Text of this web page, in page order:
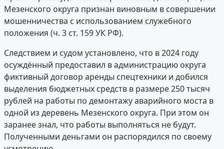
Мезенского округа признан виновным в совершении
мошенничества с использованием служебного
положения (ч. 3 ст. 159 УК РФ).
Следствием и судом установлено, что в 2024 году
осуждённый предоставил в администрацию округа
фиктивный договор аренды спецтехники и добился
выделения бюджетных средств в размере 250 тысяч
рублей на работы по демонтажу аварийного моста в
одной из деревень Мезенского округа. При этом он
заранее знал, что работы выполняться не будут.
Полученными деньгами он распорядился по своему